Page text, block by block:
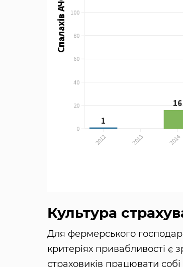
Культура
Для фермерського
критеріях привабливості є
страховиків працювати